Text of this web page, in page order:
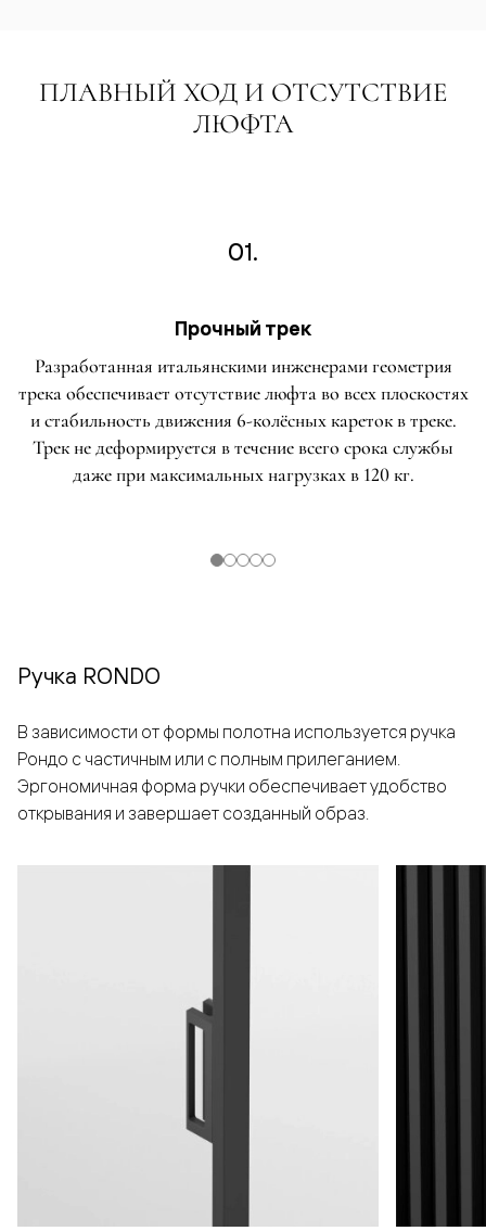
ПЛАВНЫЙ ХОД И ОТСУТСТВИЕ
ЛЮФТА
01.
Прочный трек
Разработанная итальянскими инженерами геометрия
трека обеспечивает отсутствие люфта во всех плоскостях
и стабильность движения 6-колёсных кареток в треке.
Трек не деформируется в течение всего срока службы
даже при максимальных нагрузках в 120 кг.
Ручка RONDO
В зависимости от формы полотна используется ручка
Рондо с частичным или с полным прилеганием.
Эргономичная форма ручки обеспечивает удобство
открывания и завершает созданный образ.